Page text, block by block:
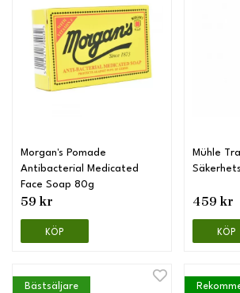
Morgan's Pomade
Antibacterial Medicated
Face Soap 80g
59 kr
KÖP
Mühle
459 kr
KÖP
Bästsäljare